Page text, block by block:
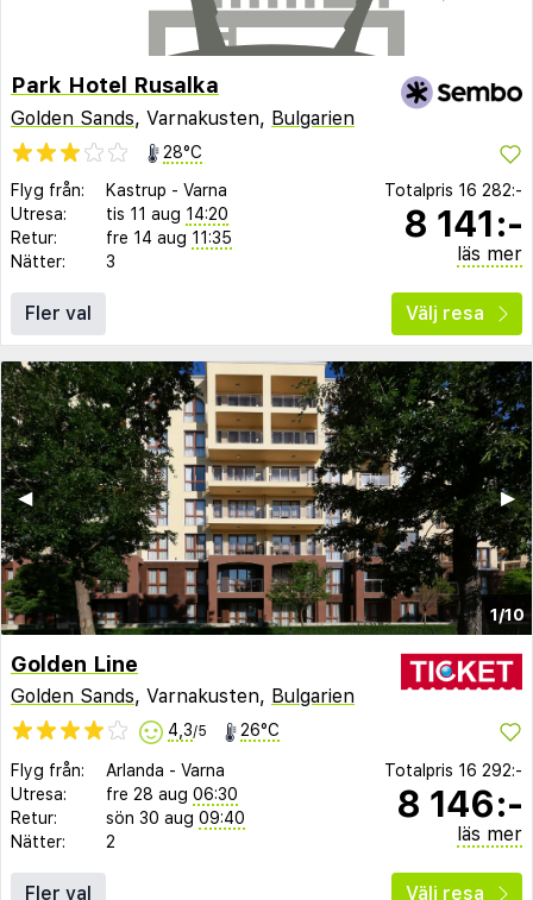
Park Hotel Rusalka
Golden Sands, Varnakusten, Bulgarien
28°C
Flyg från:
Kastrup - Varna
Utresa:
tis 11 aug 14:20
Retur:
fre 14 aug 11:35
Nätter:
3
Totalpris 16 282:-
8 141:-
läs mer
Fler val Välj resa
1/10
▶︎
◀︎
Golden Line
Golden Sands, Varnakusten, Bulgarien
4,3/5 26°C
Flyg från: Arlanda - Varna
Utresa:
fre 28 aug 06:30
Retur:
sön 30 aug 09:40
Nätter:
2
Totalpris 16 292:-
8 146:-
läs mer
Fler val Välj resa